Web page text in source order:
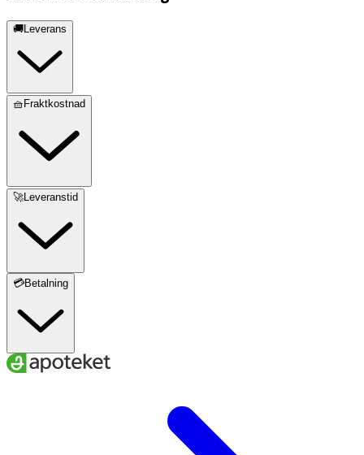
🚚Leverans
🧺Fraktkostnad
🚀Leveranstid
💳Betalning